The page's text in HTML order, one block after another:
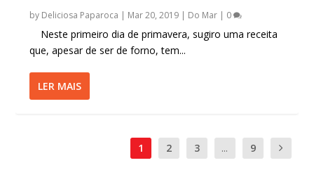
by Deliciosa Paparoca | Mar 20, 2019 | Do Mar | 0
Neste primeiro dia de primavera, sugiro uma receita
que, apesar de ser de forno, tem...
LER MAIS
1 2 3 ... 9